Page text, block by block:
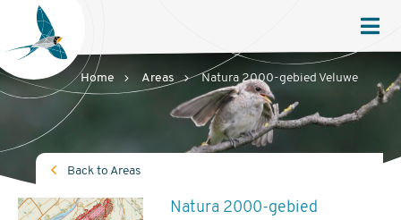
Sovon
Homepage
Home Areas Natura 2000-gebied Veluwe
Back to Areas
Natura 2000-gebied